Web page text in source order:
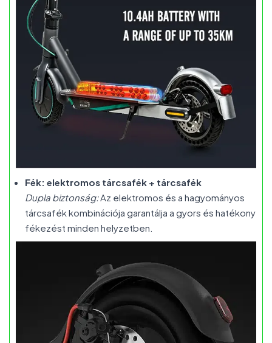
Fék: elektromos tárcsafék + tárcsafék
Dupla biztonság:Az elektromos és a hagyományos
tárcsafék kombinációja garantálja a gyors és hatékony
fékezést minden helyzetben.